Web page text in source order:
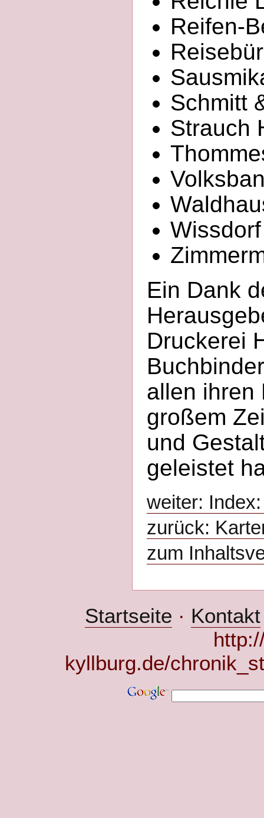
Reifen-
Schmitt
Strauch
Ein Dank
Druckerei
allen ihren
großem
und
geleistet
weiter:
zurück:
zum
Startseite · Kontakt
kyllburg.de/